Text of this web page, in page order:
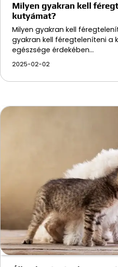
Milyen gyakran kell
kutyámat?
Milyen gyakran kell
gyakran kell féregteleníteni a
egészsége érdekében…
2025-02-02